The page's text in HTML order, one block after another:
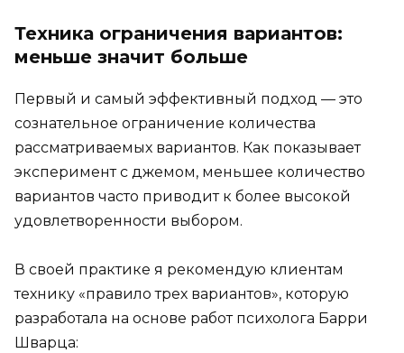
Техника ограничения вариантов:
меньше значит больше
Первый и самый эффективный подход — это
сознательное ограничение количества
рассматриваемых вариантов. Как показывает
эксперимент с джемом, меньшее количество
вариантов часто приводит к более высокой
удовлетворенности выбором.
В своей практике я рекомендую клиентам
технику «правило трех вариантов», которую
разработала на основе работ психолога Барри
Шварца: